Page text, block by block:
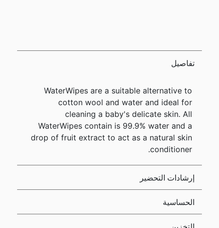
تفاصيل
WaterWipes are a suitable alternative to
cotton wool and water and ideal for
cleaning a baby's delicate skin. All
WaterWipes contain is 99.9% water and a
drop of fruit extract to act as a natural skin
conditioner.
إرشادات التحضير
الحساسية